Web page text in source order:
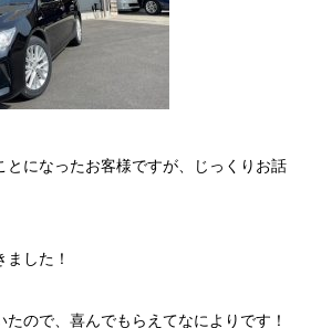
とになったお客様ですが、じっくりお話
した！
ので、喜んでもらえてなによりです！